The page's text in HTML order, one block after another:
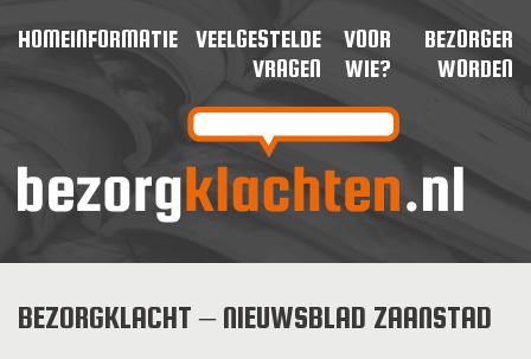
HOMEINFORMATIE
VEELGESTELDE
VRAGEN
VOOR
WIE?
BEZORGER
WORDEN
BEZORGKLACHT – NIEUWSBLAD ZAANSTAD